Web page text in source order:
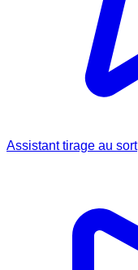
Assistant tirage au sort